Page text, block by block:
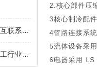
化工冷水机主要有三个相互联系的系统
化工冷水机主要运用在化工行业的冷水机组
2.核心部件压
3核心制冷配
4管路连接系
5流体设备采
6电器采用